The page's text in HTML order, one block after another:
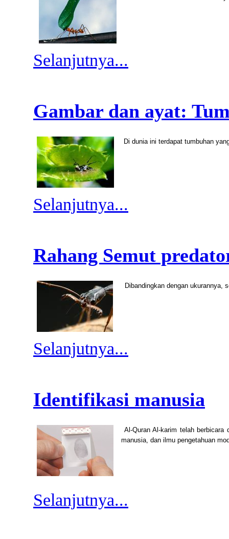
Selanjutnya...
Gambar dan ayat:
Di dunia ini terdapat tumbuhan
Selanjutnya...
Rahang Semut
Dibandingkan dengan
Selanjutnya...
Identifikasi manusia
Al-Quran Al-karim telah
manusia, dan ilmu pengetahuan
Selanjutnya...